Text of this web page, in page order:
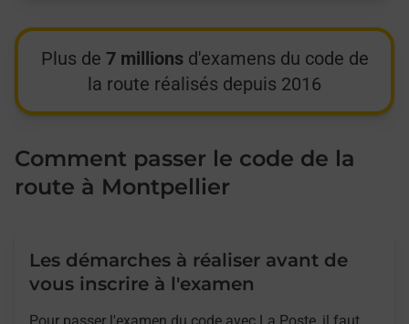
Plus de 7 millionsd'examens du code de
la route réalisés depuis 2016
Comment passer le code de la
route à Montpellier
Les démarches à réaliser avant de
vous inscrire à l'examen